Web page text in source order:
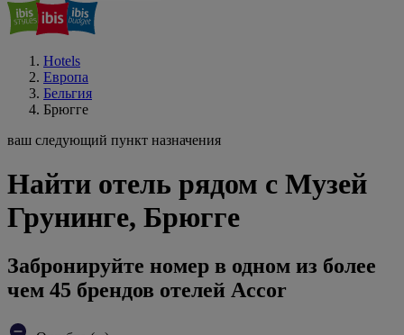
Hotels
Европа
Бельгия
Брюгге
ваш следующий пункт назначения
Найти отель рядом с Музей
Грунинге, Брюгге
Забронируйте номер в одном из более
чем 45 брендов отелей Accor